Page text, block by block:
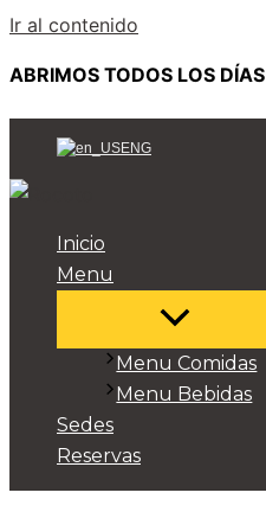
Ir al contenido
ABRIMOS TODOS LOS DÍAS
ENG
Inicio
Menu
Menu Comidas
Menu Bebidas
Sedes
Reservas